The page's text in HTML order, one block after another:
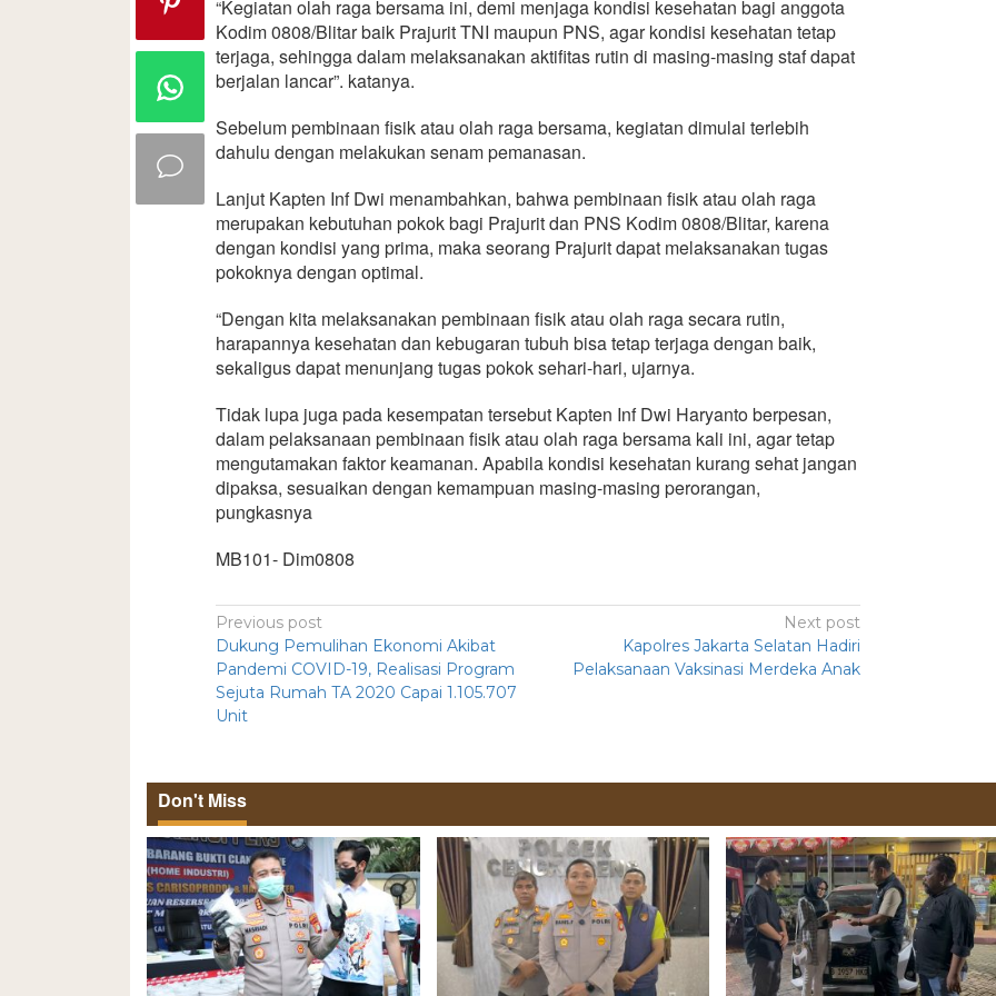
“Kegiatan olah raga bersama ini, demi menjaga kondisi kesehatan bagi anggota
Kodim 0808/Blitar baik Prajurit TNI maupun PNS, agar kondisi kesehatan tetap
terjaga, sehingga dalam melaksanakan aktifitas rutin di masing-masing staf dapat
berjalan lancar”. katanya.
Sebelum pembinaan fisik atau olah raga bersama, kegiatan dimulai terlebih
dahulu dengan melakukan senam pemanasan.
Lanjut Kapten Inf Dwi menambahkan, bahwa pembinaan fisik atau olah raga
merupakan kebutuhan pokok bagi Prajurit dan PNS Kodim 0808/Blitar, karena
dengan kondisi yang prima, maka seorang Prajurit dapat melaksanakan tugas
pokoknya dengan optimal.
“Dengan kita melaksanakan pembinaan fisik atau olah raga secara rutin,
harapannya kesehatan dan kebugaran tubuh bisa tetap terjaga dengan baik,
sekaligus dapat menunjang tugas pokok sehari-hari, ujarnya.
Tidak lupa juga pada kesempatan tersebut Kapten Inf Dwi Haryanto berpesan,
dalam pelaksanaan pembinaan fisik atau olah raga bersama kali ini, agar tetap
mengutamakan faktor keamanan. Apabila kondisi kesehatan kurang sehat jangan
dipaksa, sesuaikan dengan kemampuan masing-masing perorangan,
pungkasnya
MB101- Dim0808
Previous post
Dukung Pemulihan Ekonomi Akibat
Pandemi COVID-19, Realisasi Program
Sejuta Rumah TA 2020 Capai 1.105.707
Unit
Next post
Kapolres Jakarta Selatan Hadiri
Pelaksanaan Vaksinasi Merdeka Anak
Don't Miss